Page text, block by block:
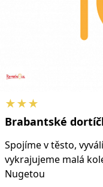
★★★
Brabantské
Spojíme v těsto,
vykrajujeme malá
Nugetou